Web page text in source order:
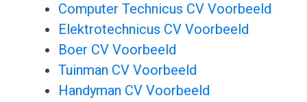
Computer Technicus CV Voorbeeld
Elektrotechnicus CV Voorbeeld
Boer CV Voorbeeld
Tuinman CV Voorbeeld
Handyman CV Voorbeeld